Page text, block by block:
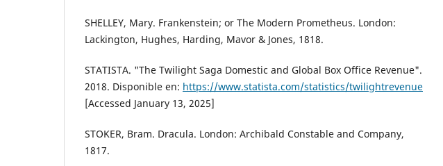
SHELLEY, Mary. Frankenstein; or The Modern Prometheus. London:
Lackington, Hughes, Harding, Mavor & Jones, 1818.
STATISTA. "The Twilight Saga Domestic and Global Box Office Revenue".
2018. Disponible en: https://www.statista.com/statistics/twilightrevenue
[Accessed January 13, 2025]
STOKER, Bram. Dracula. London: Archibald Constable and Company,
1817.